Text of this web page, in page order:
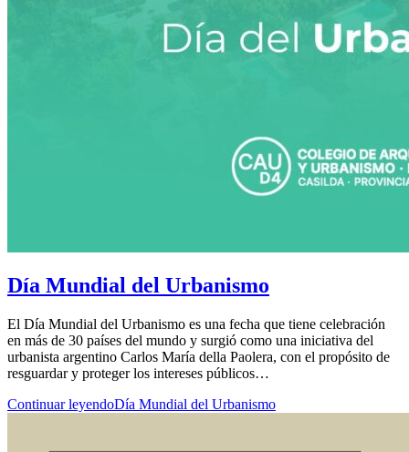
Día Mundial del Urbanismo
El Día Mundial del Urbanismo es una fecha que tiene celebración
en más de 30 países del mundo y surgió como una iniciativa del
urbanista argentino Carlos María della Paolera, con el propósito de
resguardar y proteger los intereses públicos…
Continuar leyendoDía Mundial del Urbanismo